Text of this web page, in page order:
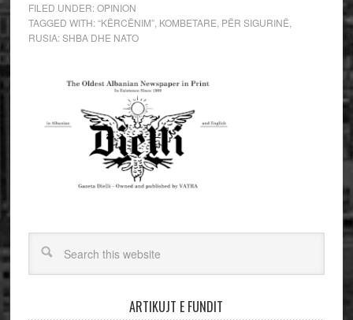
FILED UNDER:OPINION
TAGGED WITH:“KËRCËNIM”, KOMBETARE PËR SIGURINË
RUSIA: SHBA DHE NATO
ARTIKUJT E FUNDIT